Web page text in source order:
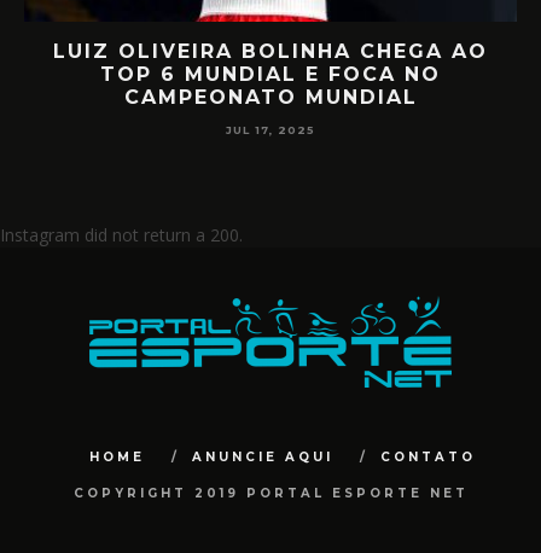
RETORNO EM ALTO NÍVEL: RAFA
MIILLER E PATTY DIAZ DE VOLTA AO
CIRCUITO MUNDIAL
JUL 17, 2025
Instagram did not return a 200.
HOME ANUNCIE AQUI CONTATO
COPYRIGHT 2019 PORTAL ESPORTE NET